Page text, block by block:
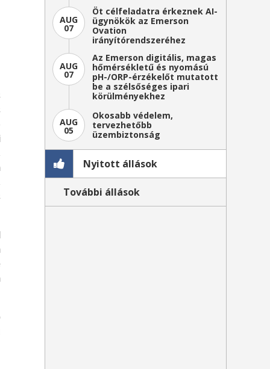
AUG
07
Öt célfeladatra érkeznek AI-
ügynökök az Emerson
Ovation
irányítórendszeréhez
AUG
07
Az Emerson digitális, magas
hőmérsékletű és nyomású
pH-/ORP-érzékelőt mutatott
be a szélsőséges ipari
körülményekhez
AUG
05
Okosabb védelem,
tervezhetőbb
üzembiztonság
Nyitott állások
További állások